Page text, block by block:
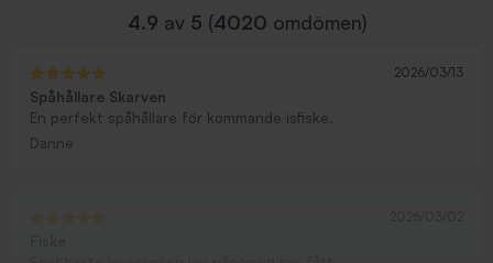
4.9 av 5 (4020 omdömen)
2026/03/13
Spåhållare Skarven
En perfekt spåhållare för kommande isfiske.
Danne